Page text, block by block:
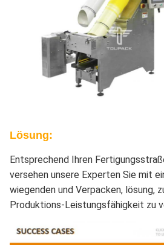
Lösung:
Entsprechend Ihren
versehen unsere Experten Sie mit
wiegenden und Verpacken, lösung,
Produktions-Leistungsfähigkeit zu